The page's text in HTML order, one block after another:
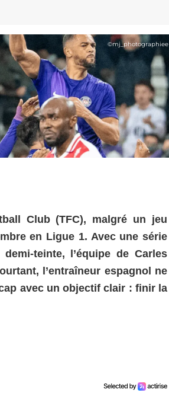
©mj_photographiee
Club (TFC), malgré un jeu
en Ligue 1. Avec une série
teinte, l’équipe de Carles
l’entraîneur espagnol ne
avec un objectif clair : finir la